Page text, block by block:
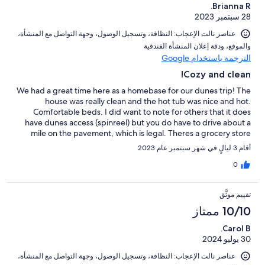
Brianna R.
28 سبتمبر 2023
عناصر نالت الإعجاب: ⁦النظافة⁩، و⁦تسجيل الوصول⁩، و⁦جهة التواصل مع المنشأة⁩،
و⁦الموقع⁩، و⁦دقة إعلان المنشأة الفندقية⁩
الترجمة باستخدام Google
Cozy and clean!
We had a great time here as a homebase for our dunes trip! The
house was really clean and the hot tub was nice and hot.
Comfortable beds. I did want to note for others that it does
have dunes access (spinreel) but you do have to drive about a
mile on the pavement, which is legal. Theres a grocery store
really close and a great restaurant/lounge on the lake just
around the corner. Overall we would definitely stay here again!
أقام 3 ليالٍ في شهر سبتمبر عام 2023
0
تقييم موثَّق
10/10 ممتاز
Carol B.
30 يوليو 2024
عناصر نالت الإعجاب: ⁦النظافة⁩، و⁦تسجيل الوصول⁩، و⁦جهة التواصل مع المنشأة⁩،